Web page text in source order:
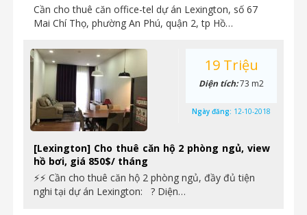
Cần cho thuê căn office-tel dự án Lexington, số 67
Mai Chí Thọ, phường An Phú, quận 2, tp Hồ…
[Lexington] Cho thuê căn hộ 2 phòng ngủ, view
hồ bơi, giá 850$/ tháng
⚡⚡ Cần cho thuê căn hộ 2 phòng ngủ, đầy đủ tiện
nghi tại dự án Lexington: ? Diện…
19 Triệu
Diện tích:73 m2
Ngày đăng: 12-10-2018